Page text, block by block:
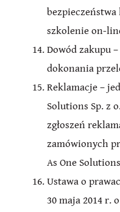
szkolenie on-
Dowód zakupu
dokonania
Reklamacje –
Solutions Sp. z
zgłoszeń
zamówionych
As One
Ustawa o
30 maja 2014 r.